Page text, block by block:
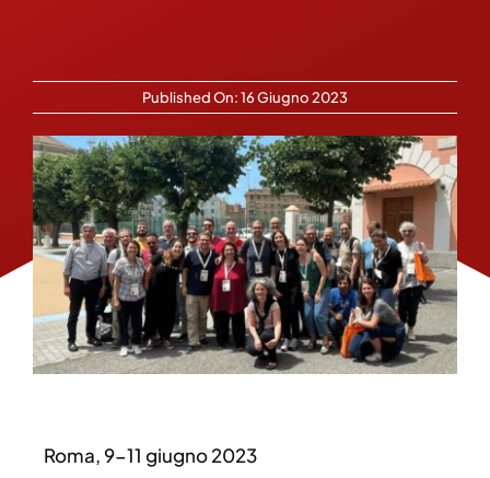
Published On: 16 Giugno 2023
Roma, 9-11 giugno 2023